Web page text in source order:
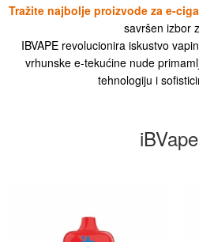
Tražite najbolje proizvode za e-
savršen izbor
IBVAPE revolucionira iskustvo
vrhunske e-tekućine nude
tehnologiju i